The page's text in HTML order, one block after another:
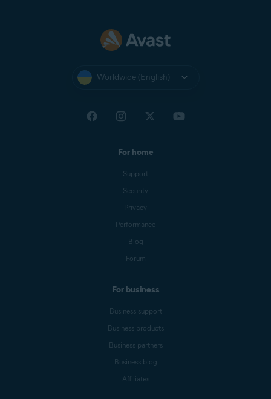
Worldwide (English)
For home
Support
Security
Privacy
Performance
Blog
Forum
For business
Business support
Business products
Business partners
Business blog
Affiliates